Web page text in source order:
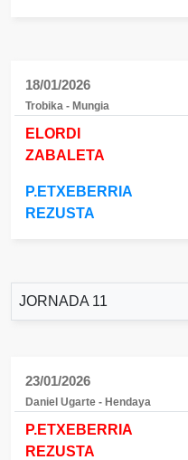
18/01/2026
Trobika - Mungia
ELORDI
ZABALETA
P.ETXEBERRIA
REZUSTA
JORNADA 11
23/01/2026
Daniel Ugarte - Hendaya
P.ETXEBERRIA
REZUSTA